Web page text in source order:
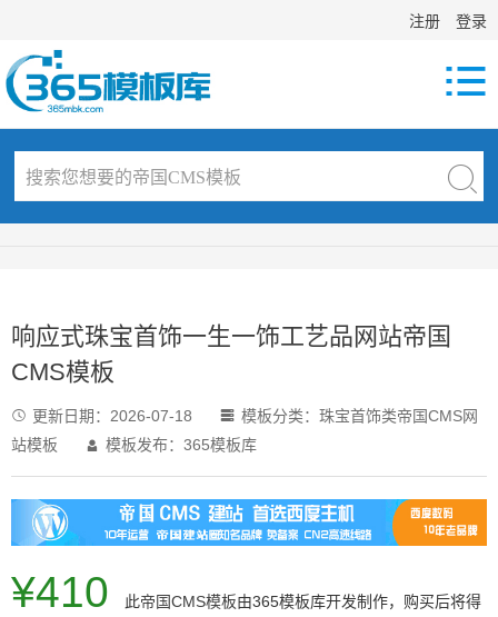
注册 登录

响应式珠宝首饰一生一饰工艺品网站帝国
CMS模板
 更新日期： 2026-07-18  模板分类： 珠宝首饰类帝国CMS网
站模板
 模板发布：365模板库
¥410 此帝国CMS模板由365模板库开发制作，购买后将得